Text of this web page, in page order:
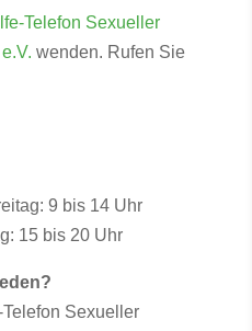
Telefon Sexueller
wenden. Rufen Sie
9 bis 14 Uhr
15 bis 20 Uhr
Sexueller